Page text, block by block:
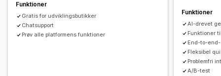
Analyser
A/B-test Konverteringsrater
Ydeevne af tragt
Funktioner
Gratis for udviklingsbutikker
Chatsupport
Prøv alle platformens funktioner
Funktioner
AI-drevet
Funktioner
End-to-
Fleksibel
Problemfri
A/B-test